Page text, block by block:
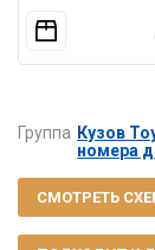
Группа Кузов
номера
СМОТРЕТЬ